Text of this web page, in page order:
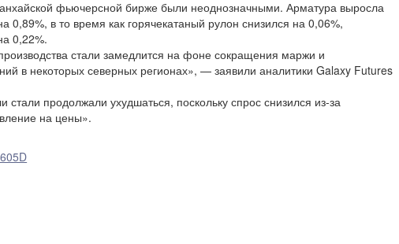
фьючерсной бирже были неоднозначными. Арматура выросла
0,89%, в то время как горячекатаный рулон снизился на 0,06%,
0,22%.
стали замедлится на фоне сокращения маржи и
в некоторых северных регионах», — заявили аналитики Galaxy Futures
продолжали ухудшаться, поскольку спрос снизился из-за
на цены».